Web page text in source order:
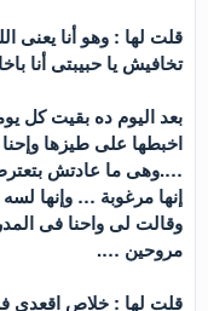
قلت لها : وهو أنا يعنى
تخافيش يا حبيبتى أنا
بعد اليوم ده بقيت كل
اخبطها على طيزها
….وهى ما عادتش
إنها مرغوبة … وإنها
وقالت لى واحنا فى
مروحين ….
قلت لها : خلاص اقعدى